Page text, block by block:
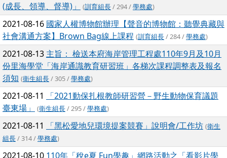
(成長、領導、督導)」
(訓育組長/ 294 /學務處)
2021-08-16 國家人權博物館辦理【聲音的博物館：聽覺典藏與
社會溝通方案】Brown Bag線上課程 (訓育組長/ 284 /學務處)
2021-08-13 主旨： 檢送本府海岸管理工程處110年9月及10月
份里海學堂「海岸通識教育研習班」各梯次課程調整表及報名
須知 (衛生組長/ 305 /學務處)
2021-08-11
「2021動保扎根教師研習營－野生動物保育議題
臺東場」
(衛生組長/ 295 /學務處)
2021-08-11 「黑松愛地兒環境提案競賽」說明會/工作坊 (衛生
組長/ 314 /學務處)
2021-08-10 110年「稅e夏 Fun學趣」網路活動之「看影片學